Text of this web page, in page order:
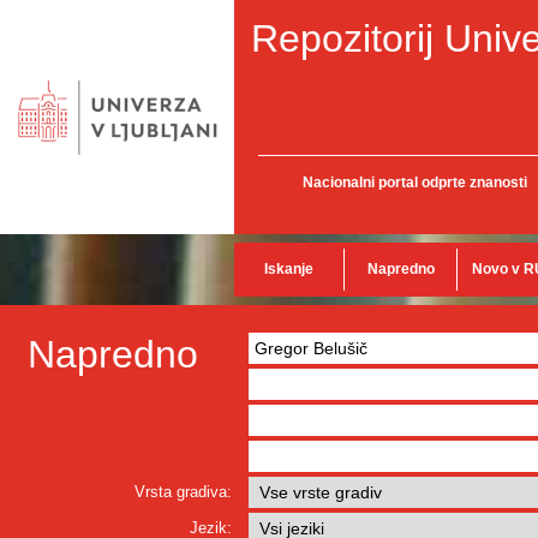
Repozitorij
Nacionalni portal odprte znanosti
Iskanje Napredno Novo v
Napredno
Vrsta gradiva:
Jezik: